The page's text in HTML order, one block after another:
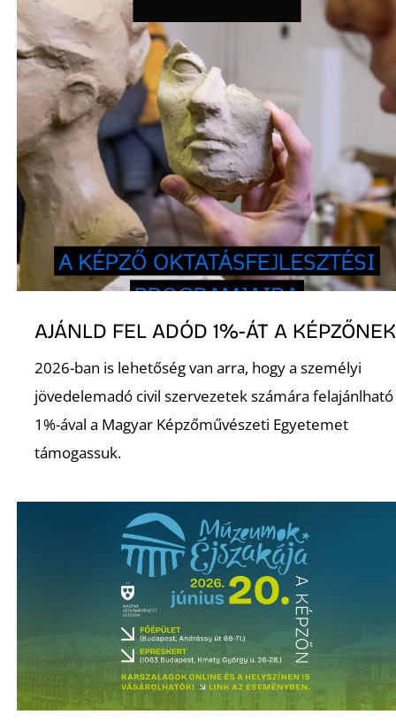
AJÁNLD FEL ADÓD 1%-ÁT A KÉPZŐNEK
2026-ban is lehetőség van arra, hogy a személyi
jövedelemadó civil szervezetek számára felajánlható
1%-ával a Magyar Képzőművészeti Egyetemet
támogassuk.